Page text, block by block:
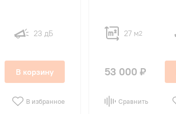
23 дБ
В корзину
В избранное
27 м2
53 000 ₽
Сравнить